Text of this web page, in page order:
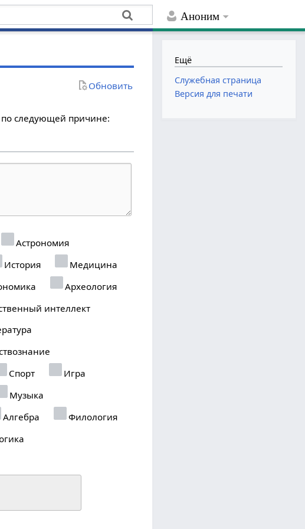
Аноним
Обновить
по следующей причине:
Астрономия
История
Медицина
Археология
интеллект
Спорт
Игра
Музыка
Алгебра
Филология
Ещё
Служебная страница
Версия для печати